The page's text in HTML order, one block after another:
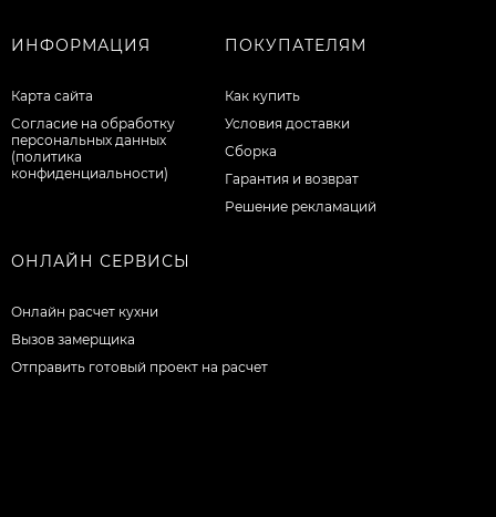
ИНФОРМАЦИЯ
Карта сайта
Согласие на обработку
персональных данных
(политика
конфиденциальности)
ПОКУПАТЕЛЯМ
Как купить
Условия доставки
Сборка
Гарантия и возврат
Решение рекламаций
ОНЛАЙН СЕРВИСЫ
Онлайн расчет кухни
Вызов замерщика
Отправить готовый проект на расчет